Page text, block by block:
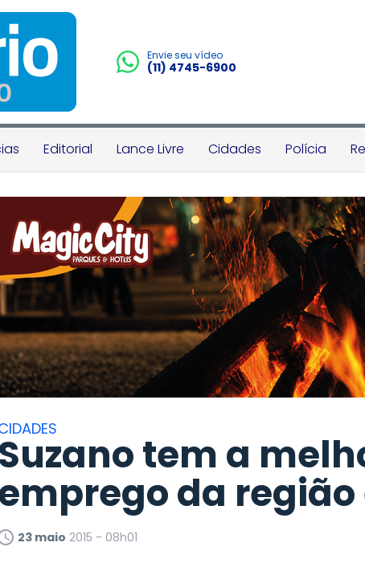
Envie seu vídeo
(11) 4745-6900
Editorial Lance Livre Cidades Polícia
Suzano tem a
da região
23 maio 2015 - 08h01